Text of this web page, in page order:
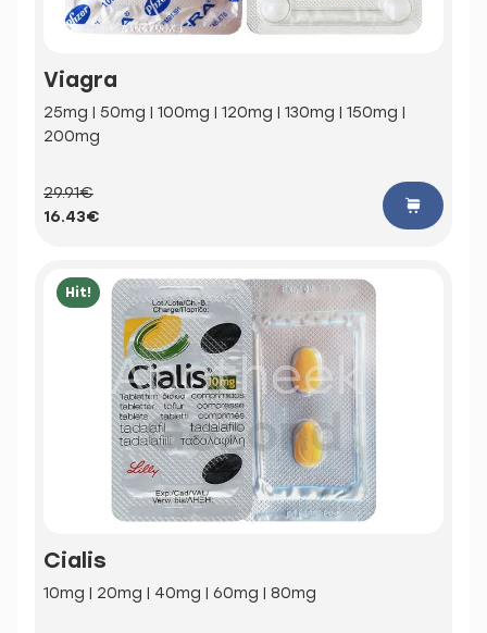
Viagra
25mg | 50mg | 100mg | 120mg | 130mg | 150mg |
200mg
29.91€
16.43€
Hit!
Cialis
10mg | 20mg | 40mg | 60mg | 80mg